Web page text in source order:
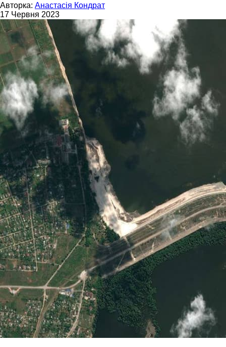
Авторка: Анастасія Кондрат
17 Червня 2023